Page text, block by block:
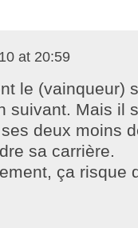
at 20:59
le (vainqueur)
suivant. Mais il
deux moins
sa carrière.
ça risque